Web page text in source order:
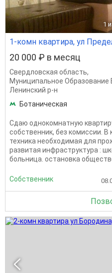
1
1-комн квартира, ул
20 000 ₽ в месяц
Свердловская область,
Муниципальное Образование
Ленинский р-н
Ботаническая
Сдаю однокомнатную
собственник, без комиссии.
техника необходимая для
развитая инфраструктура :
больница. остановка
Собственник